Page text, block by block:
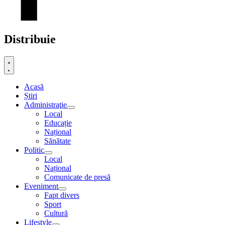
Distribuie
Acasă
Știri
Administraţie
Local
Educație
Național
Sănătate
Politic
Local
Național
Comunicate de presă
Eveniment
Fapt divers
Sport
Cultură
Lifestyle